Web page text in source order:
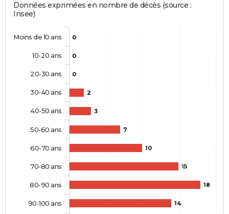
Données exprimées en nombre de décès (source :
Insee)
0
0
0
2
3
7
10
15
18
14
Moins de 10 ans
10-20 ans
20-30 ans
30-40 ans
40-50 ans
50-60 ans
60-70 ans
70-80 ans
80-90 ans
90-100 ans